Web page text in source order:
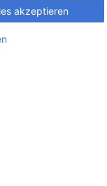
akzeptieren